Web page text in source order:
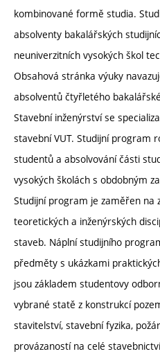
kombinované formě studia.
absolventy bakalářských
neuniverzitních vysokých škol
Obsahová stránka výuky
absolventů čtyřletého
Stavební inženýrství se
stavební VUT. Studijní program
studentů a absolvování části
vysokých školách s obdobným
Studijní program je zaměřen na
teoretických a inženýrských
staveb. Náplní studijního
předměty s ukázkami
jsou základem studentovy
vybrané statě z konstrukcí
stavitelství, stavební fyzika,
provázaností na celé